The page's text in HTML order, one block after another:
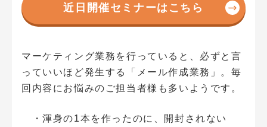
近日開催セミナーはこちら
マーケティング業務を行っていると、必ずと言
っていいほど発生する「メール作成業務」。毎
回内容にお悩みのご担当者様も多いようです。
・渾身の1本を作ったのに、開封されない